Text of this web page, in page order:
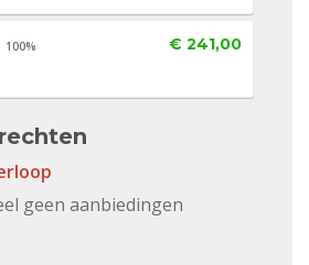
100% € 241,00
geen aanbiedingen